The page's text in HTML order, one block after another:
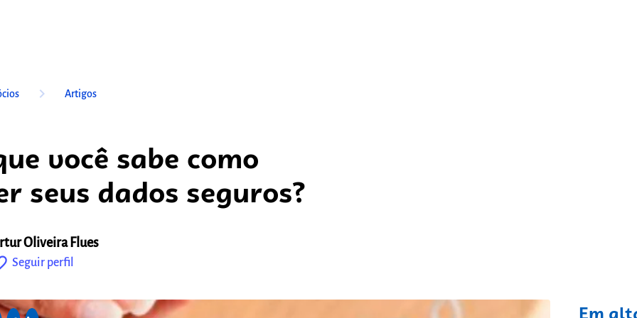
keyboard_arrow_right Artigos
você sabe como
seus dados seguros?
Oliveira Flues
Seguir perfil
fixo
Em